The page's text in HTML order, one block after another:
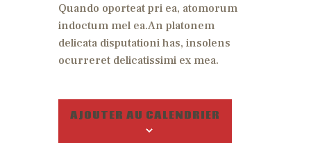
Quando oporteat pri ea, atomorum
indoctum mel ea.An platonem
delicata disputationi has, insolens
ocurreret delicatissimi ex mea.
AJOUTER AU CALENDRIER